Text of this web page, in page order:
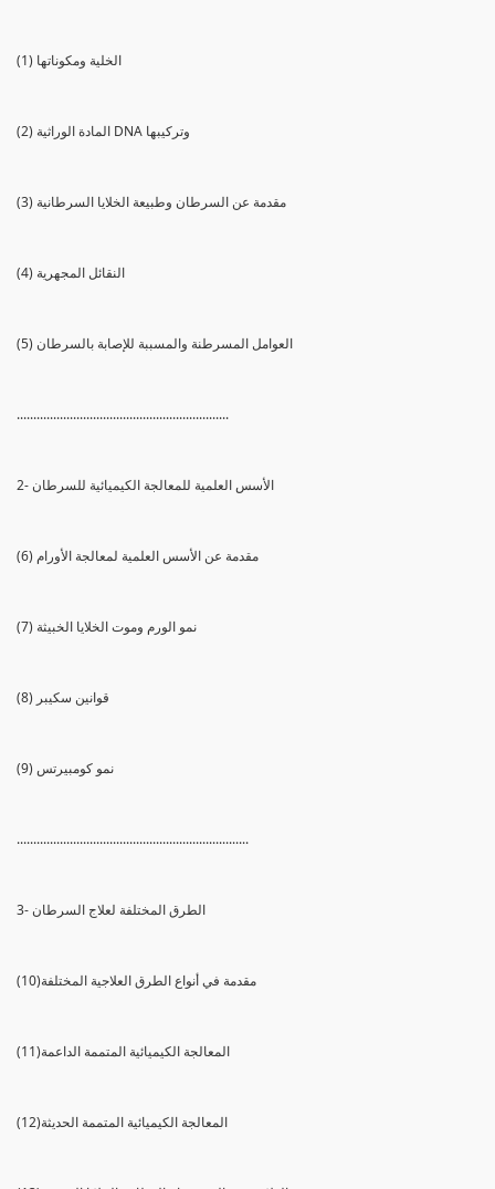
(1) الخلية ومكوناتها
(2) المادة الوراثية DNA وتركيبها
(3) مقدمة عن السرطان وطبيعة الخلايا السرطانية
(4) النقائل المجهرية
(5) العوامل المسرطنة والمسببة للإصابة بالسرطان
................................................................
2- الأسس العلمية للمعالجة الكيميائية للسرطان
(6) مقدمة عن الأسس العلمية لمعالجة الأورام
(7) نمو الورم وموت الخلايا الخبيثة
(8) قوانين سكيبر
(9) نمو كومبيرتس
......................................................................
3- الطرق المختلفة لعلاج السرطان
(10)مقدمة في أنواع الطرق العلاجية المختلفة
(11)المعالجة الكيميائية المتممة الداعمة
(12)المعالجة الكيميائية المتممة الحديثة